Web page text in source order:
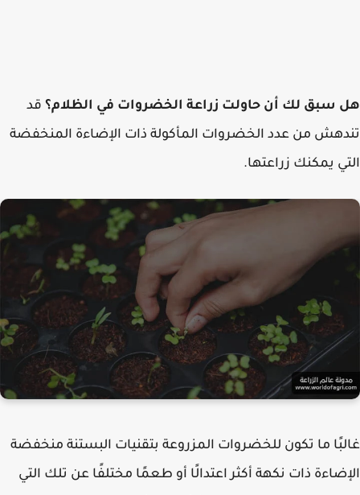
سبق لك أن حاولت زراعة الخضروات في الظلام؟قد
من عدد الخضروات المأكولة ذات الإضاءة المنخفضة
يمكنك زراعتها.
ما تكون للخضروات المزروعة بتقنيات البستنة منخفضة
ذات نكهة أكثر اعتدالًا أو طعمًا مختلفًا عن تلك التي